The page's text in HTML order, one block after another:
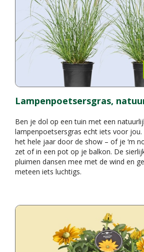
Lampenpoetsersgras,
Ben je dol op een tuin met een
lampenpoetsersgras echt iets voor
het hele jaar door de show – of je ‘m
zet of in een pot op je balkon. De
pluimen dansen mee met de wind en
meteen iets luchtigs.